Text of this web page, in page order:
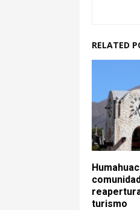
RELATED
turismo